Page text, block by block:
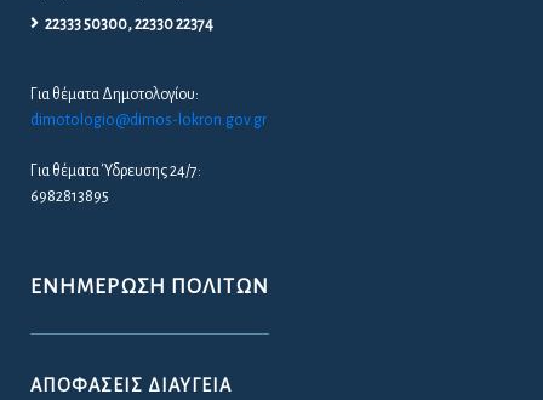
22333 50300, 22330 22374
Για θέματα Δημοτολογίου:
dimotologio@dimos-lokron.gov.gr
Για θέματα Ύδρευσης 24/7:
6982813895
ΕΝΗΜΈΡΩΣΗ ΠΟΛΙΤΏΝ
ΑΠΟΦΆΣΕΙΣ ΔΙΑΎΓΕΙΑ